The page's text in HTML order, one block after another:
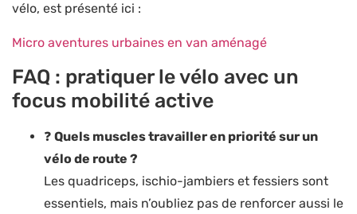
vélo, est présenté ici :
Micro aventures urbaines en van aménagé
FAQ : pratiquer le vélo avec un
focus mobilité active
❓ Quels muscles travailler en priorité sur un
vélo de route ?
Les quadriceps, ischio-jambiers et fessiers sont
essentiels, mais n’oubliez pas de renforcer aussi le